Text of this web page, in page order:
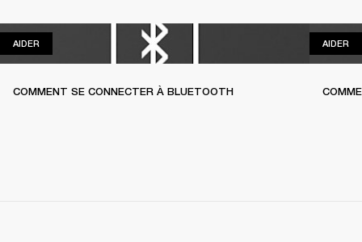
AIDER
COMMENT SE CONNECTER À BLUETOOTH
AIDER